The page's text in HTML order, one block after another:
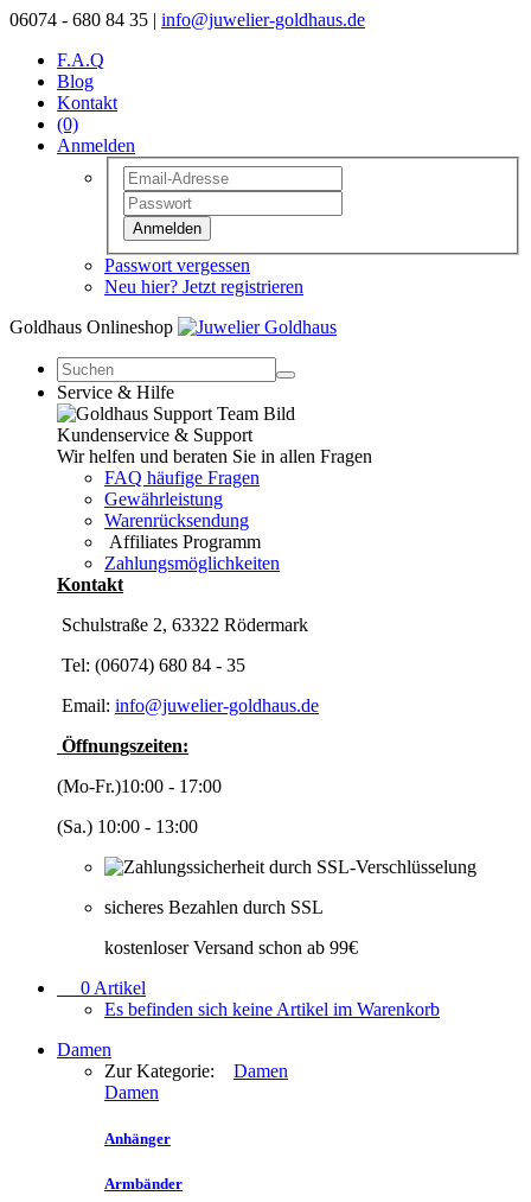
06074 - 680 84 35 | info@juwelier-goldhaus.de
F.A.Q
Blog
Kontakt
(0)
Anmelden
Anmelden
Passwort vergessen
Neu hier? Jetzt registrieren
Goldhaus Onlineshop
Service & Hilfe
Kundenservice & Support
Wir helfen und beraten Sie in allen Fragen
FAQ häufige Fragen
Gewährleistung
Warenrücksendung
Affiliates Programm
Zahlungsmöglichkeiten
Kontakt
Schulstraße 2, 63322 Rödermark
Tel: (06074) 680 84 - 35
Email: info@juwelier-goldhaus.de
Öffnungszeiten:
(Mo-Fr.)10:00 - 17:00
(Sa.) 10:00 - 13:00
sicheres Bezahlen durch SSL
kostenloser Versand schon ab 99€
0 Artikel
Es befinden sich keine Artikel im Warenkorb
Damen
Zur Kategorie: Damen
Damen
Anhänger
Armbänder